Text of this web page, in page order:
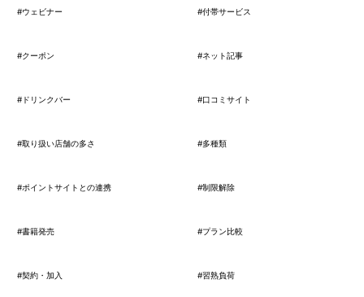
#ウェビナー #付帯サービス
#クーポン #ネット記事
#ドリンクバー #口コミサイト
#取り扱い店舗の多さ #多種類
#ポイントサイトとの連携 #制限解除
#書籍発売 #プラン比較
#契約・加入 #習熟負荷